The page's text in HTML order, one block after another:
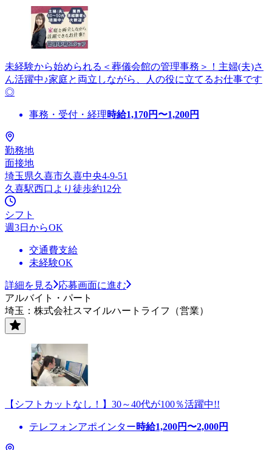
未経験から始められる＜葬儀会館の管理事務＞！主婦(夫)さ
ん活躍中♪家庭と両立しながら、人の役に立てるお仕事です
◎
事務・受付・経理時給1,170円〜1,200円
勤務地
面接地
埼玉県久喜市久喜中央4-9-51
久喜駅西口より徒歩約12分
シフト
週3日からOK
交通費支給
未経験OK
詳細を見る
応募画面に進む
アルバイト・パート
埼玉：株式会社スマイルハートライフ（営業）
【シフトカットなし！】30～40代が100％活躍中!!
テレフォンアポインター時給1,200円〜2,000円